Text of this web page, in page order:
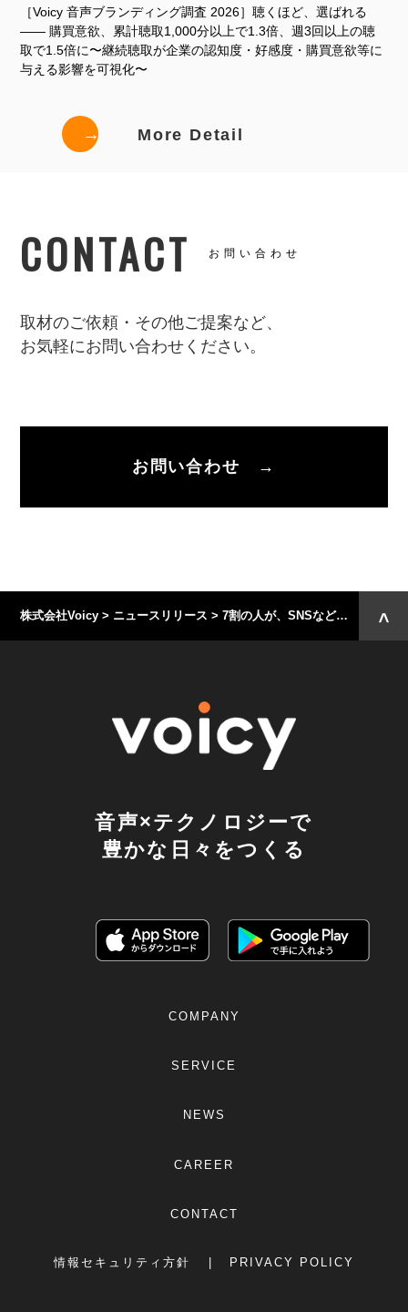
［Voicy 音声ブランディング調査 2026］聴くほど、選ばれる
—— 購買意欲、累計聴取1,000分以上で1.3倍、週3回以上の聴
取で1.5倍に〜継続聴取が企業の認知度・好感度・購買意欲等に
与える影響を可視化〜
→ More Detail
CONTACT お問い合わせ
取材のご依頼・その他ご提案など、
お気軽にお問い合わせください。
お問い合わせ →
株式会社Voicy > ニュースリリース >7割の人が、SNSなど何かをしながら寝る「ながら寝落ち」習慣あり。一方で、半数以上が「寝る前のSNSをやめたい」と回答。Voicy就寝前行動調査。
音声×テクノロジーで
豊かな日々をつくる
COMPANY
SERVICE
NEWS
CAREER
CONTACT
情報セキュリティ方針 PRIVACY POLICY